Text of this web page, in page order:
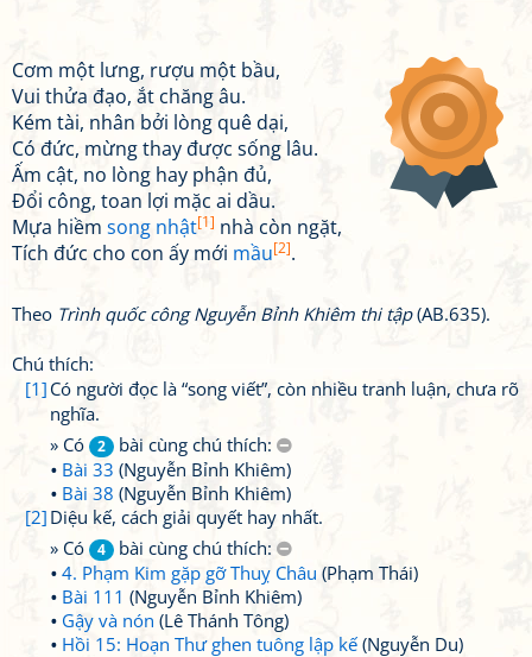
Cơm một lưng, rượu một bầu,
Vui thửa đạo, ắt chăng âu.
Kém tài, nhân bởi lòng quê dại,
Có đức, mừng thay được sống lâu.
Ấm cật, no lòng hay phận đủ,
Đổi công, toan lợi mặc ai dầu.
Mựa hiềm song nhật[1] nhà còn ngặt,
Tích đức cho con ấy mới mầu[2].
Theo Trình quốc công Nguyễn Bỉnh Khiêm thi tập(AB.635).
Chú thích:
[1] Có người đọc là “song viết”, còn nhiều tranh luận, chưa rõ
nghĩa.
» Có
2
bài cùng chú thích:
Bài 33 (Nguyễn Bỉnh Khiêm)
Bài 38 (Nguyễn Bỉnh Khiêm)
[2] Diệu kế, cách giải quyết hay nhất.
» Có
4
bài cùng chú thích:
4. Phạm Kim gặp gỡ Thuỵ Châu (Phạm Thái)
Bài 111 (Nguyễn Bỉnh Khiêm)
Gậy và nón (Lê Thánh Tông)
Hồi 15: Hoạn Thư ghen tuông lập kế (Nguyễn Du)